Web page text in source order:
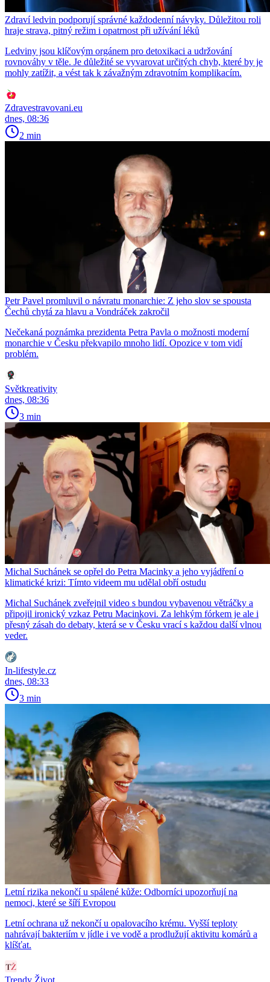
Zdraví ledvin podporují správné každodenní návyky. Důležitou roli
hraje strava, pitný režim i opatrnost při užívání léků
Ledviny jsou klíčovým orgánem pro detoxikaci a udržování
rovnováhy v těle. Je důležité se vyvarovat určitých chyb, které by je
mohly zatížit, a vést tak k závažným zdravotním komplikacím.
Zdravestravovani.eu
dnes, 08:36
2 min
Petr Pavel promluvil o návratu monarchie: Z jeho slov se spousta
Čechů chytá za hlavu a Vondráček zakročil
Nečekaná poznámka prezidenta Petra Pavla o možnosti moderní
monarchie v Česku překvapilo mnoho lidí. Opozice v tom vidí
problém.
Světkreativity
dnes, 08:36
3 min
Michal Suchánek se opřel do Petra Macinky a jeho vyjádření o
klimatické krizi: Tímto videem mu udělal obří ostudu
Michal Suchánek zveřejnil video s bundou vybavenou větráčky a
připojil ironický vzkaz Petru Macinkovi. Za lehkým fórkem je ale i
přesný zásah do debaty, která se v Česku vrací s každou další vlnou
veder.
In-lifestyle.cz
dnes, 08:33
3 min
Letní rizika nekončí u spálené kůže: Odborníci upozorňují na
nemoci, které se šíří Evropou
Letní ochrana už nekončí u opalovacího krému. Vyšší teploty
nahrávají bakteriím v jídle i ve vodě a prodlužují aktivitu komárů a
klíšťat.
Trendy Život